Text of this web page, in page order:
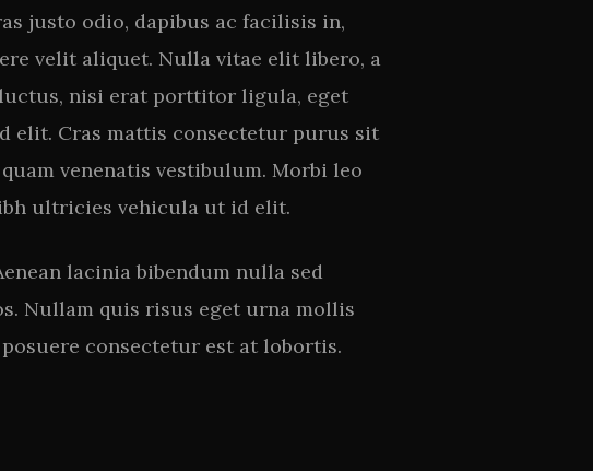
justo odio, dapibus ac facilisis in,
velit aliquet. Nulla vitae elit libero, a
nisi erat porttitor ligula, eget
elit. Cras mattis consectetur purus sit
venenatis vestibulum. Morbi leo
ultricies vehicula ut id elit.
lacinia bibendum nulla sed
Nullam quis risus eget urna mollis
consectetur est at lobortis.